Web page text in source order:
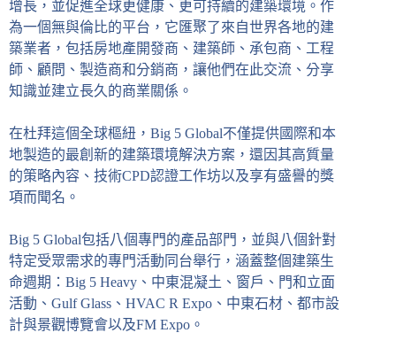
增長，並促進全球更健康、更可持續的建築環境。作
為一個無與倫比的平台，它匯聚了來自世界各地的建
築業者，包括房地產開發商、建築師、承包商、工程
師、顧問、製造商和分銷商，讓他們在此交流、分享
知識並建立長久的商業關係。
在杜拜這個全球樞紐，Big 5 Global不僅提供國際和本
地製造的最創新的建築環境解決方案，還因其高質量
的策略內容、技術CPD認證工作坊以及享有盛譽的獎
項而聞名。
Big 5 Global包括八個專門的產品部門，並與八個針對
特定受眾需求的專門活動同台舉行，涵蓋整個建築生
命週期：Big 5 Heavy、中東混凝土、窗戶、門和立面
活動、Gulf Glass、HVAC R Expo、中東石材、都市設
計與景觀博覽會以及FM Expo。